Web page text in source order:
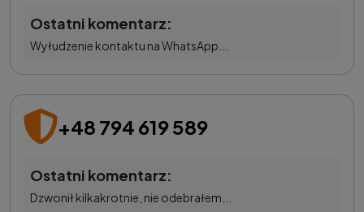
Ostatni komentarz:
Wyłudzenie kontaktu na WhatsApp...
+48 794 619 589
Ostatni komentarz:
Dzwonił kilkakrotnie, nie odebrałem...